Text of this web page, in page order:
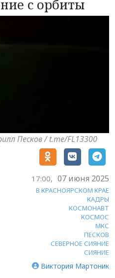
с орбиты
Песков / t.me/FL13300
17:00, 07 июня 2025
В КРАСНОЯРСКОМ КРАЕ
КАДРЫ
КОСМОНАВТ
КОСМОС
МКС
ПЕСКОВ
СЕВЕРНОЕ СИЯНИЕ
СИЯНИЕ
Виктория Мартоник